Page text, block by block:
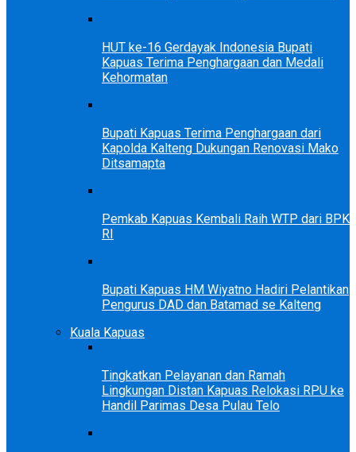
HUT ke-16 Gerdayak Indonesia Bupati
Kapuas Terima Penghargaan dan Medali
Kehormatan
Bupati Kapuas Terima Penghargaan dari
Kapolda Kalteng Dukungan Renovasi Mako
Ditsamapta
Pemkab Kapuas Kembali Raih WTP dari BPK
RI
Bupati Kapuas HM Wiyatno Hadiri Pelantikan
Pengurus DAD dan Batamad se Kalteng
Kuala Kapuas
Tingkatkan Pelayanan dan Ramah
Lingkungan Distan Kapuas Relokasi RPU ke
Handil Parimas Desa Pulau Telo